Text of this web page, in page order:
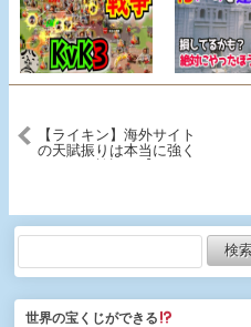
【ライキン】海外サイト
の天賦振りは本当に強く
醒】【ROK】
世界の宝くじができる